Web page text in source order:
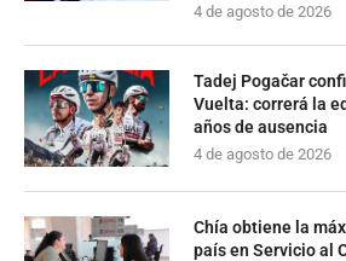
4 de agosto de 2026
Tadej Pogačar
Vuelta: correrá la
años de ausencia
4 de agosto de 2026
Chía obtiene la
país en Servicio al